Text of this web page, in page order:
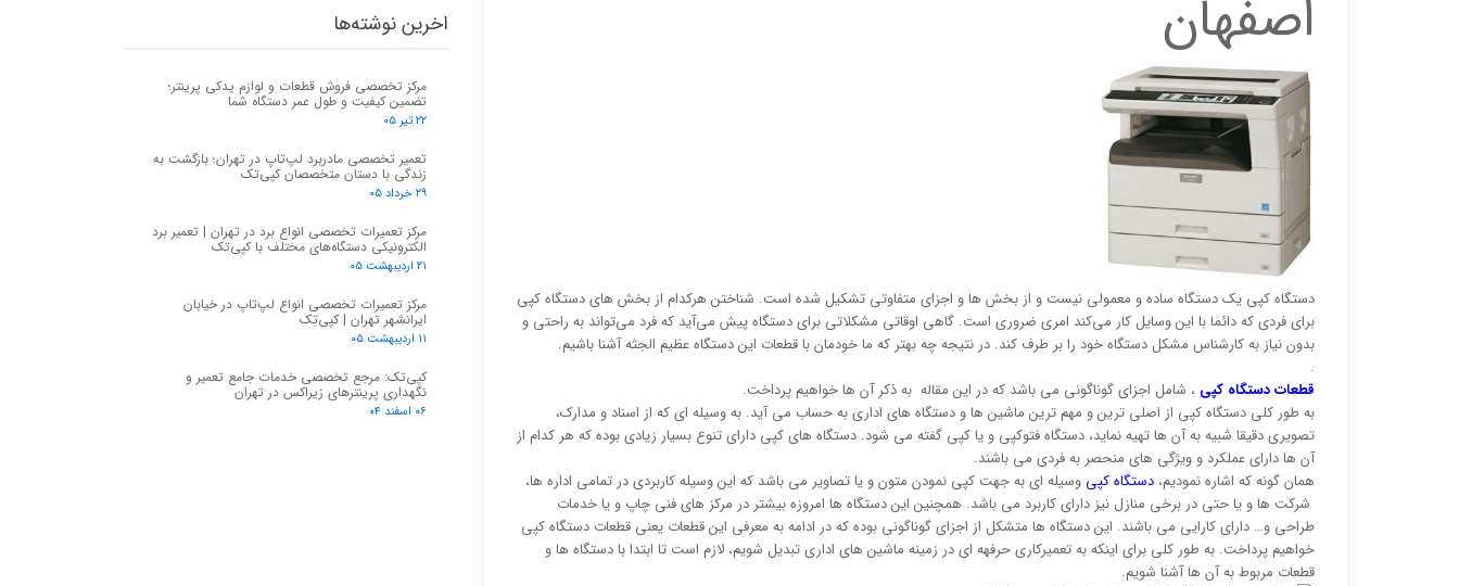
اصفهان
دستگاه کپی یک دستگاه ساده و معمولی نیست و از بخش ها و اجزای متفاوتی تشکیل شده است. شناختن هرکدام از بخش های دستگاه کپی
برای فردی که دائما با این وسایل کار می‌کند امری ضروری است. گاهی اوقاتی مشکلاتی برای دستگاه پیش می‌آید که فرد می‌تواند به راحتی و
بدون نیاز به کارشناس مشکل دستگاه خود را بر طرف کند. در نتیجه چه بهتر که ما خودمان با قطعات این دستگاه عظیم الجثه آشنا باشیم.
.
قطعات دستگاه کپی ، شامل اجزای گوناگونی می باشد که در این مقاله به ذکر آن ها خواهیم پرداخت.
به طور کلی دستگاه کپی از اصلی ترین و مهم ترین ماشین ها و دستگاه های اداری به حساب می آید. به وسیله ای که از اسناد و مدارک،
تصویری دقیقا شبیه به آن ها تهیه نماید، دستگاه فتوکپی و یا کپی گفته می شود. دستگاه های کپی دارای تنوع بسیار زیادی بوده که هر کدام از
آن ها دارای عملکرد و ویژگی های منحصر به فردی می باشند.
همان گونه که اشاره نمودیم، دستگاه کپی وسیله ای به جهت کپی نمودن متون و یا تصاویر می باشد که این وسیله کاربردی در تمامی اداره ها،
شرکت ها و یا حتی در برخی منازل نیز دارای کاربرد می باشد. همچنین این دستگاه ها امروزه بیشتر در مرکز های فنی چاپ و یا خدمات
طراحی و… دارای کارایی می باشند. این دستگاه ها متشکل از اجزای گوناگونی بوده که در ادامه به معرفی این قطعات یعنی قطعات دستگاه کپی
خواهیم پرداخت. به طور کلی برای اینکه به تعمیرکاری حرفهه ای در زمینه ماشین های اداری تبدیل شویم، لازم است تا ابتدا با دستگاه ها و
قطعات مربوط به آن ها آشنا شویم.
اخرین نوشته‌ها
مرکز تخصصی فروش قطعات و لوازم یدکی پرینتر؛
تضمین کیفیت و طول عمر دستگاه شما
۲۲ تیر ۰۵
تعمیر تخصصی مادربرد لپ‌تاپ در تهران؛ بازگشت به
زندگی با دستان متخصصان کپی‌تک
۲۹ خرداد ۰۵
مرکز تعمیرات تخصصی انواع برد در تهران | تعمیر برد
الکترونیکی دستگاه‌های مختلف با کپی‌تک
۲۱ اردیبهشت ۰۵
مرکز تعمیرات تخصصی انواع لپ‌تاپ در خیابان
ایرانشهر تهران | کپی‌تِک
۱۱ اردیبهشت ۰۵
کپی‌تک: مرجع تخصصی خدمات جامع تعمیر و
نگهداری پرینترهای زیراکس در تهران
۰۶ اسفند ۰۴